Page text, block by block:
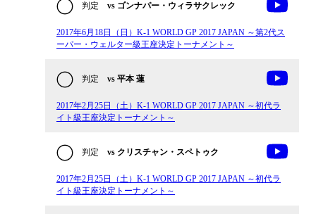
判定 vs ゴンナパー・ウィラサクレック
2017年6月18日（日）K-1 WORLD GP 2017 JAPAN ～第2代ス
ーパー・ウェルター級王座決定トーナメント～
判定 vs 平本 蓮
2017年2月25日（土）K-1 WORLD GP 2017 JAPAN ～初代ラ
イト級王座決定トーナメント～
判定 vs クリスチャン・スペトゥク
2017年2月25日（土）K-1 WORLD GP 2017 JAPAN ～初代ラ
イト級王座決定トーナメント～